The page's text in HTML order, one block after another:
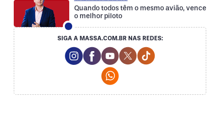
Quando todos têm o mesmo avião, vence
o melhor piloto
SIGA A MASSA.COM.BR NAS REDES:
Instagram Social Media
Facebook Social Media
Youtube Social Media
Twitter Social Media
Tiktok Social